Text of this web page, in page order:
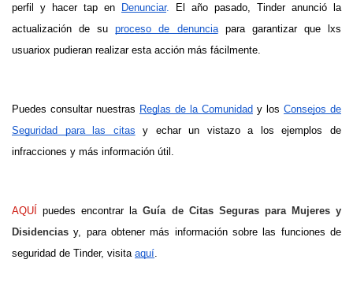
perfil y hacer tap en
Denunciar.
El año pasado, Tinder anunció la
actualización de suproceso de denunciapara garantizar que lxs
usuariox pudieran realizar esta acción más fácilmente.
Puedes consultar nuestras Reglas de la Comunidad y los Consejos de
Seguridad para las citas y echar un vistazo a los ejemplos de
infracciones y más información útil.
AQUÍ puedes encontrar laGuía de Citas Seguras para Mujeres y
Disidencias y, para obtener más información sobre las funciones de
seguridad de Tinder, visita aquí